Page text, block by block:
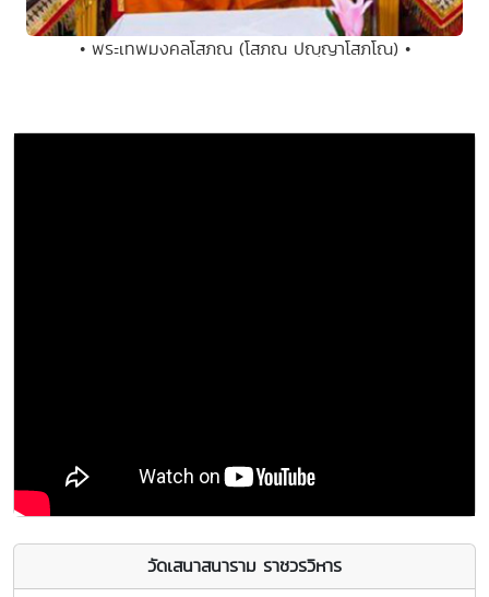
• พระเทพมงคลโสภณ (โสภณ ปญฺญาโสภโณ) •
วัดเสนาสนาราม ราชวรวิหาร